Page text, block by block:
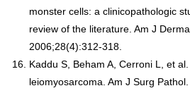
monster cells: a clinicopathologic
review of the literature. Am J
2006;28(4):312-318.
Kaddu S, Beham A, Cerroni L, et
leiomyosarcoma. Am J Surg